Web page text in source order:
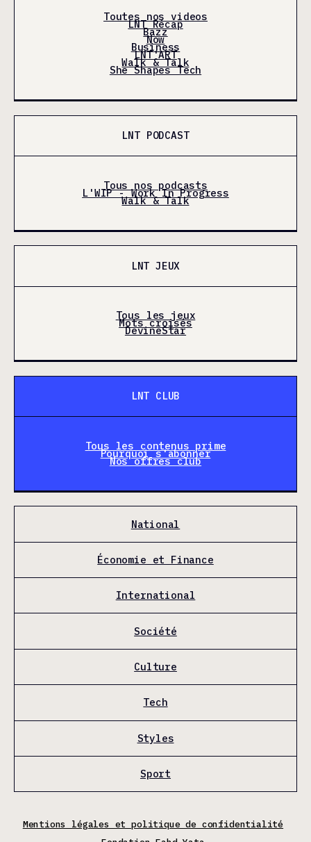
Toutes nos videos
LNT Récap
Bazz
Now
Business
LNT'ART
Walk & Talk
She Shapes Tech
LNT PODCAST
Tous nos podcasts
L'WIP - Work In Progress
Walk & Talk
LNT JEUX
Tous les jeux
Mots croisés
DevineStar
LNT CLUB
Tous les contenus prime
Pourquoi s'abonner
Nos offres club
National
Économie et Finance
International
Société
Culture
Tech
Styles
Sport
Mentions légales et politique de confidentialité